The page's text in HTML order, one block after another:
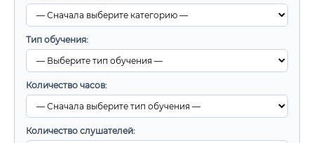
Тип обучения:
Количество часов:
Количество слушателей: